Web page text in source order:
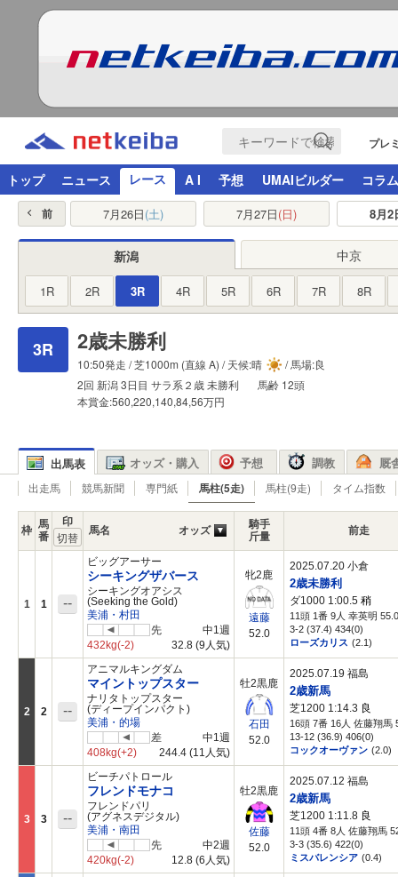
プレ
トップ ニュース レース A I 予想 UMAIビルダー コラム
前 7月26日(土) 7月27日(日) 8月2
新潟 中京
1R 2R 3R 4R 5R 6R 7R 8R
3R 2歳未勝利
10:50発走 /芝1000m (直線 A) / 天候:晴
/ 馬場:良
2回 新潟3日目 サラ系２歳未勝利 馬齢 12頭
本賞金:560,220,140,84,56万円
出馬表 オッズ・購入 予想 調教 厩
出走馬 競馬新聞 専門紙 馬柱(5走) 馬柱(9走) タイム指数
枠 馬
番
印
馬名 オッズ
騎手
斤量
前走
1 1 --
ビッグアーサー
シーキングザバース
シーキングオアシス
(Seeking the Gold)
美浦・村田
先
中1週
432kg(-2) 32.8 (9人気)
牝2鹿
遠藤
52.0
2025.07.20 小倉
2歳未勝利
ダ1000 1:00.5 稍
11頭 1番 9人 幸英明 55.0
3-2 (37.4) 434(0)
ローズカリス (2.1)
2 2 --
アニマルキングダム
マイントップスター
ナリタトップスター
(ディープインパクト)
美浦・的場
差
中1週
408kg(+2) 244.4 (11人気)
牡2黒鹿
石田
52.0
2025.07.19 福島
2歳新馬
芝1200 1:14.3 良
16頭 7番 16人 佐藤翔馬
13-12 (36.9) 406(0)
コックオーヴァン (2.0)
3 3 --
ビーチパトロール
フレンドモナコ
フレンドパリ
(アグネスデジタル)
美浦・南田
先
中2週
420kg(-2) 12.8 (6人気)
牡2黒鹿
佐藤
52.0
2025.07.12 福島
2歳新馬
芝1200 1:11.8 良
11頭 4番 8人 佐藤翔馬
3-3 (35.6) 422(0)
ミスバレンシア (0.4)